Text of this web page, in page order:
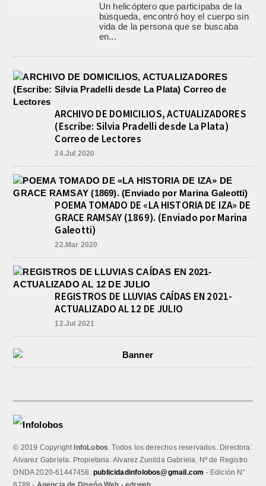
Un helicóptero que participaba de la
búsqueda, encontró hoy el cuerpo sin
vida de la persona que se buscaba
en...
ARCHIVO DE DOMICILIOS, ACTUALIZADORES
(Escribe: Silvia Pradelli desde La Plata)
Correo de Lectores
24.Jul 2020
POEMA TOMADO DE «LA HISTORIA DE IZA» DE
GRACE RAMSAY (1869). (Enviado por Marina
Galeotti)
22.Mar 2020
REGISTROS DE LLUVIAS CAÍDAS EN 2021-
ACTUALIZADO AL 12 DE JULIO
12.Jul 2021
© 2019 CopyrightInfoLobos . Todos los derechos reservados. Directora:
Alvarez Gabriela. Propietaria: Alvarez Zunilda Gabriela. Nº de Registro
DNDA 2020-61447458.publicidadinfolobos@gmail.com - Edición N°